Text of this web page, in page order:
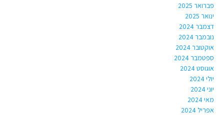
פברואר 2025
ינואר 2025
דצמבר 2024
נובמבר 2024
אוקטובר 2024
ספטמבר 2024
אוגוסט 2024
יולי 2024
יוני 2024
מאי 2024
אפריל 2024